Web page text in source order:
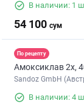
В наличии: 1
54 100 сум
По рецепту
Амоксиклав 2х,
Sandoz GmbH
В наличии: 4